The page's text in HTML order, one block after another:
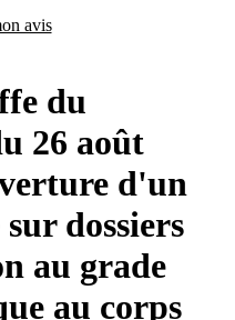
avis
du
26 août
d'un
dossiers
au grade
au corps